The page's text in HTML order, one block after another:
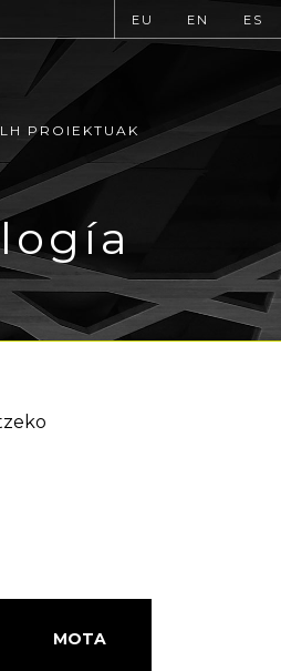
EU EN ES
LH PROIEKTUAK
MOTA